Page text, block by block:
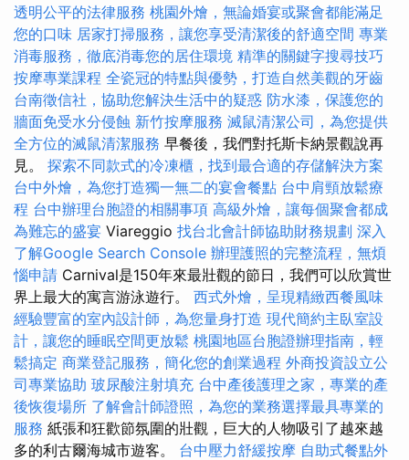
透明公平的法律服務 桃園外燴，無論婚宴或聚會都能滿足
您的口味 居家打掃服務，讓您享受清潔後的舒適空間 專業
消毒服務，徹底消毒您的居住環境 精準的關鍵字搜尋技巧
按摩專業課程 全瓷冠的特點與優勢，打造自然美觀的牙齒
台南徵信社，協助您解決生活中的疑惑 防水漆，保護您的
牆面免受水分侵蝕 新竹按摩服務 滅鼠清潔公司，為您提供
全方位的滅鼠清潔服務 早餐後，我們對托斯卡納景觀說再
見。 探索不同款式的冷凍櫃，找到最合適的存儲解決方案
台中外燴，為您打造獨一無二的宴會餐點 台中肩頸放鬆療
程 台中辦理台胞證的相關事項 高級外燴，讓每個聚會都成
為難忘的盛宴 Viareggio 找台北會計師協助財務規劃 深入
了解Google Search Console 辦理護照的完整流程，無煩
惱申請 Carnival是150年來最壯觀的節日，我們可以欣賞世
界上最大的寓言游泳遊行。 西式外燴，呈現精緻西餐風味
經驗豐富的室內設計師，為您量身打造 現代簡約主臥室設
計，讓您的睡眠空間更放鬆 桃園地區台胞證辦理指南，輕
鬆搞定 商業登記服務，簡化您的創業過程 外商投資設立公
司專業協助 玻尿酸注射填充 台中產後護理之家，專業的產
後恢復場所 了解會計師證照，為您的業務選擇最具專業的
服務 紙張和狂歡節氛圍的壯觀，巨大的人物吸引了越來越
多的利古爾海城市遊客。 台中壓力舒緩按摩 自助式餐點外